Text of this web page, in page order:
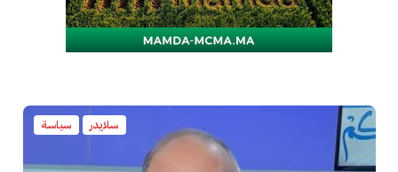
سلايدر سياسة